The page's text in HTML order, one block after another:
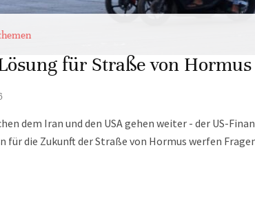
für Straße von
dem Iran und den USA gehen weiter - der US-
für die Zukunft der Straße von Hormus werfen